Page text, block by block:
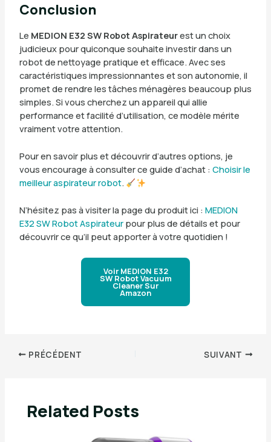
Conclusion
Le MEDION E32 SW Robot Aspirateurest un choix
judicieux pour quiconque souhaite investir dans un
robot de nettoyage pratique et efficace. Avec ses
caractéristiques impressionnantes et son autonomie, il
promet de rendre les tâches ménagères beaucoup plus
simples. Si vous cherchez un appareil qui allie
performance et facilité d’utilisation, ce modèle mérite
vraiment votre attention.
Pour en savoir plus et découvrir d’autres options, je
vous encourage à consulter ce guide d’achat : Choisir le
meilleur aspirateur robot.
N’hésitez pas à visiter la page du produit ici : MEDION
E32 SW Robot Aspirateurpour plus de détails et pour
découvrir ce qu’il peut apporter à votre quotidien !
Voir MEDION E32
SW Robot Vacuum
Cleaner Sur
Amazon
PRÉCÉDENT SUIVANT
Related Posts